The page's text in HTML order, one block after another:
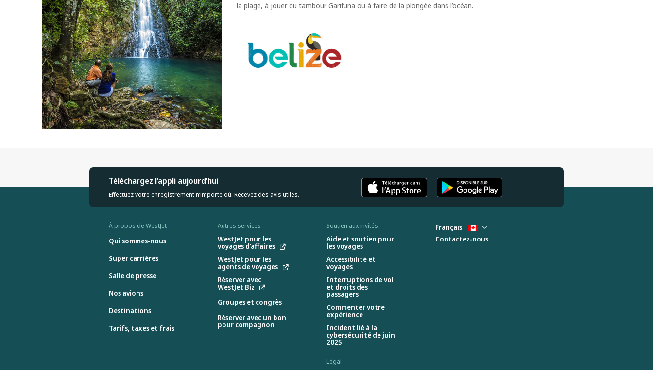
la plage, à jouer du tambour Garifuna ou à faire de la plongée dans l’océan.
Téléchargez l’appli aujourd’hui
Effectuez votre enregistrement n’importe où. Recevez des avis utiles.
À propos de WestJet
Qui sommes-nous
Super carrières
Salle de presse
Nos avions
Destinations
Tarifs, taxes et frais
Autres services
WestJet pour les
voyages d’affaires
WestJet pour les
agents de voyages
Réserver avec
WestJet Biz
Groupes et congrès
Réserver avec un bon
pour compagnon
Soutien aux invités
Aide et soutien pour
les voyages
Accessibilité et
voyages
Interruptions de vol
et droits des
passagers
Commenter votre
expérience
Incident lié à la
cybersécurité de juin
2025
Légal
Français
Contactez-nous